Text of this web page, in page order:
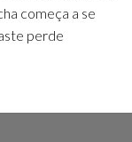
começa a se
perde